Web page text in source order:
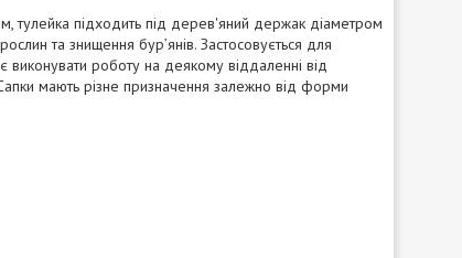
тулейка підходить під дерев'яний держак діаметром
та знищення бур’янів. Застосовується для
виконувати роботу на деякому віддаленні від
мають різне призначення залежно від форми